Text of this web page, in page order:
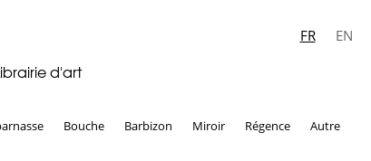
FR EN
d'art
Bouche Barbizon Miroir Régence Autre